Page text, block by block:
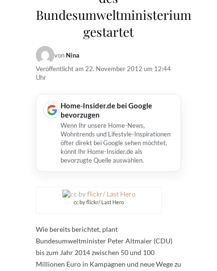
Bundesumweltministerium
gestartet
von Nina
Veröffentlicht am 22. November 2012 um 12:44
Uhr
Home-Insider.de bei Google
bevorzugen
Wenn Ihr unsere Home-News,
Wohntrends und Lifestyle-Inspirationen
öfter direkt bei Google sehen möchtet,
könnt Ihr Home-Insider.de als
bevorzugte Quelle auswählen.
cc by flickr/ Last Hero
Wie bereits berichtet, plant
Bundesumweltminister Peter Altmaier (CDU)
bis zum Jahr 2014 zwischen 50 und 100
Millionen Euro in Kampagnen und neue Wege zu